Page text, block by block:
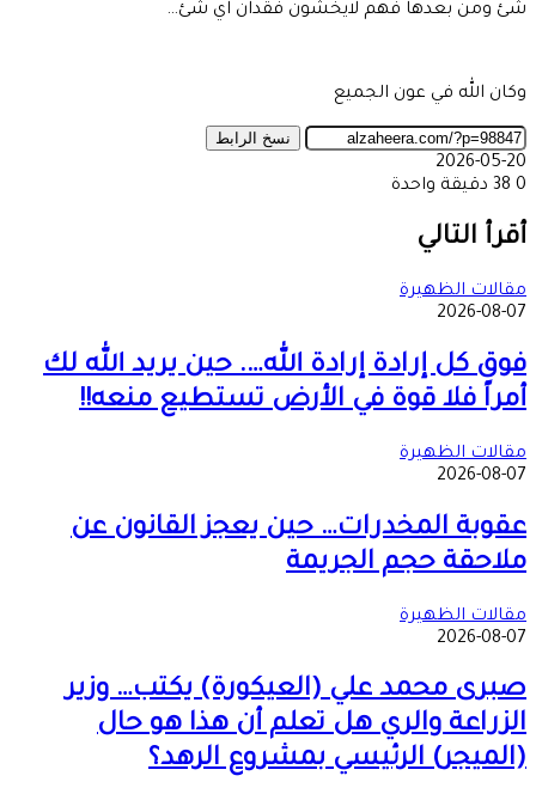
شئ ومن بعدها فهم لايخشون فقدان اي شئ…
وكان الله في عون الجميع
نسخ الرابط
2026-05-20
0
دقيقة واحدة
عبر
البريد
أقرأ التالي
مقالات الظهيرة
2026-08-07
فوق كل إرادة إرادة الله…. حين يريد الله لك
أمراً فلا قوة في الأرض تستطيع منعه!!
مقالات الظهيرة
2026-08-07
عقوبة المخدرات… حين يعجز القانون عن
ملاحقة حجم الجريمة
مقالات الظهيرة
2026-08-07
صبرى محمد علي (العيكورة) يكتب… وزير
الزراعة والري هل تعلم أن هذا هو حال
(الميجر) الرئيسي بمشروع الرهد؟